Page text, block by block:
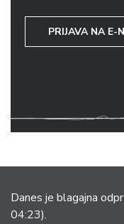
PRIJAVA NA E-
Danes je blagajna
04:23).